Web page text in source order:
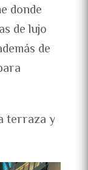
donde
de lujo
de
terraza y